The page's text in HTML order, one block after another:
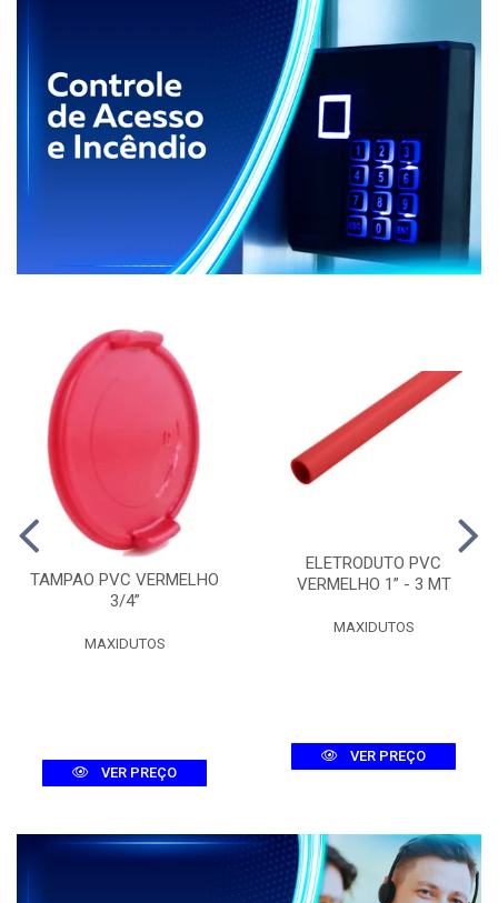
TAMPAO PVC VERMELHO
3/4”
MAXIDUTOS
VER PREÇO
ELETRODUTO PVC
VERMELHO 1” - 3 MT
MAXIDUTOS
VER PREÇO